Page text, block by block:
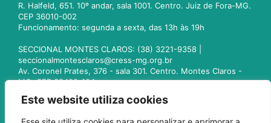
Este website utiliza cookies
R. Halfeld, 651. 10º andar, sala 1001. Centro. Juiz de Fora-MG.
CEP 36010-002
Funcionamento: segunda a sexta, das 13h às 19h
SECCIONAL MONTES CLAROS: (38) 3221-9358 |
seccionalmontesclaros@cress-mg.org.br
Av. Coronel Prates, 376 - sala 301. Centro. Montes Claros -
MG. CEP 39400-104